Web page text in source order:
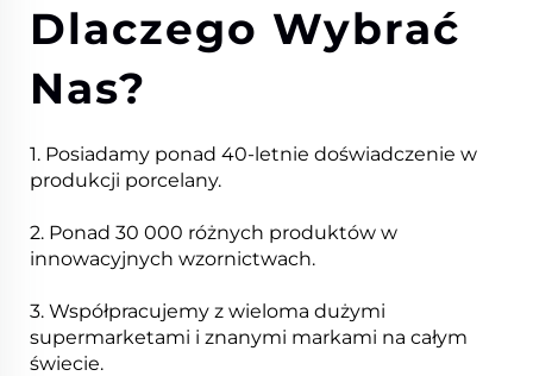
Dlaczego Wybrać
Nas?
1. Posiadamy ponad 40-letnie doświadczenie w
produkcji porcelany.
2. Ponad 30 000 różnych produktów w
innowacyjnych wzornictwach.
3. Współpracujemy z wieloma dużymi
supermarketami i znanymi markami na całym
świecie.